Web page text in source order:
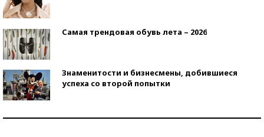
Самая трендовая обувь лета – 2026
Знаменитости и бизнесмены, добившиеся
успеха со второй попытки